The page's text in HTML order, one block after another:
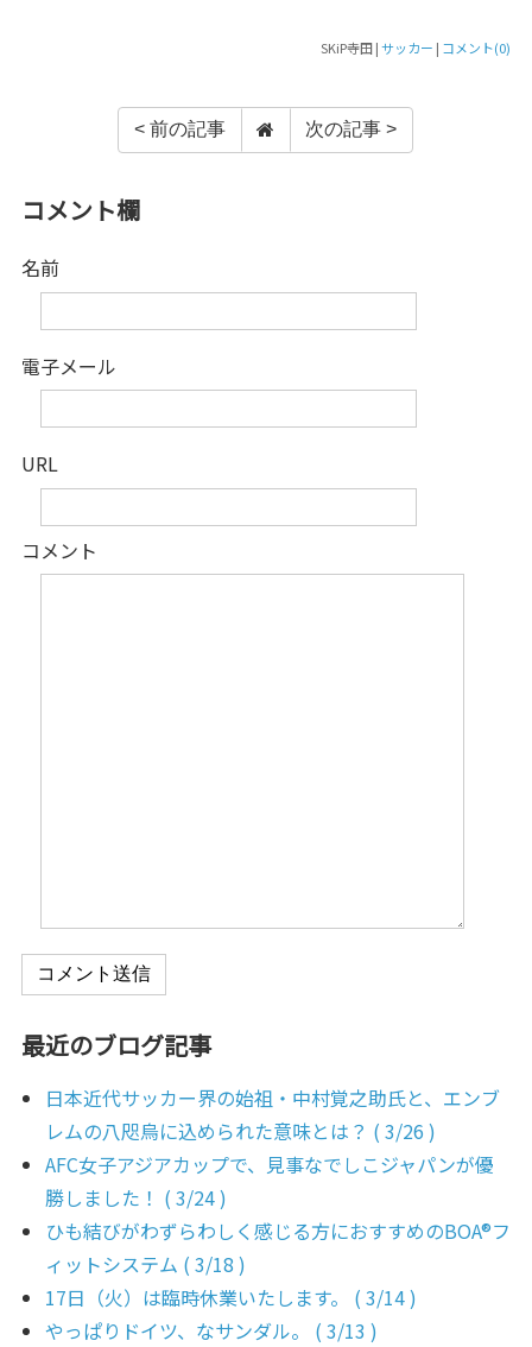
SKiP寺田 |サッカー | コメント(0)
< 前の記事 次の記事 >
コメント欄
名前
電子メール
URL
コメント
コメント送信
最近のブログ記事
日本近代サッカー界の始祖・中村覚之助氏と、エンブ
レムの八咫烏に込められた意味とは？ ( 3/26 )
AFC女子アジアカップで、見事なでしこジャパンが優
勝しました！ ( 3/24 )
ひも結びがわずらわしく感じる方におすすめのBOA®フ
ィットシステム ( 3/18 )
17日（火）は臨時休業いたします。 ( 3/14 )
やっぱりドイツ、なサンダル。 ( 3/13 )